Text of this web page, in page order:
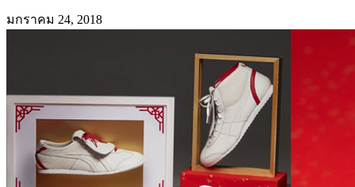
มกราคม 24, 2018